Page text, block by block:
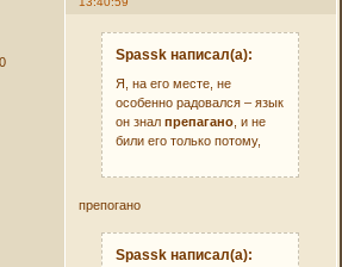
Spassk написал(а):
Я, на его месте, не
особенно радовался – язык
он зналпрепагано , и не
били его только потому,
препогано
Spassk написал(а):